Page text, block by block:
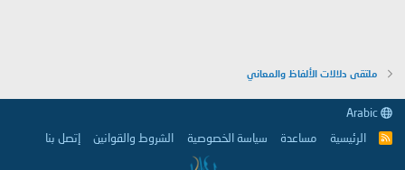
ملتقى دلالات الألفاظ والمعاني
R
الرئيسية مساعدة سياسة الخصوصية الشروط والقوانين إتصل بنا